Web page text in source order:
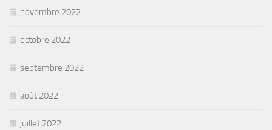
novembre 2022
octobre 2022
septembre 2022
août 2022
juillet 2022